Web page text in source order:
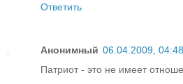
Ответить
Анонимный 06.04.2009, 04:48
Патриот - это не имеет